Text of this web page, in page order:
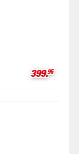
399.95